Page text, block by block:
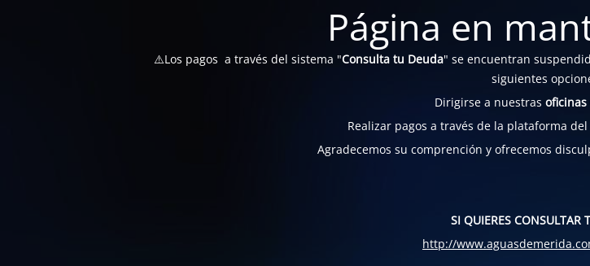
Página en
⚠️Los pagos a través del sistema "Consulta tu Deuda" se encuentran
siguientes
Dirigirse a nuestras oficinas
Realizar pagos a través de la plataforma del
Agradecemos su comprención y ofrecemos
SI QUIERES CONSULTAR
http://